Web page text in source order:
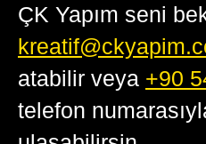
ÇK Yapım seni
atabilir veya +90
telefon